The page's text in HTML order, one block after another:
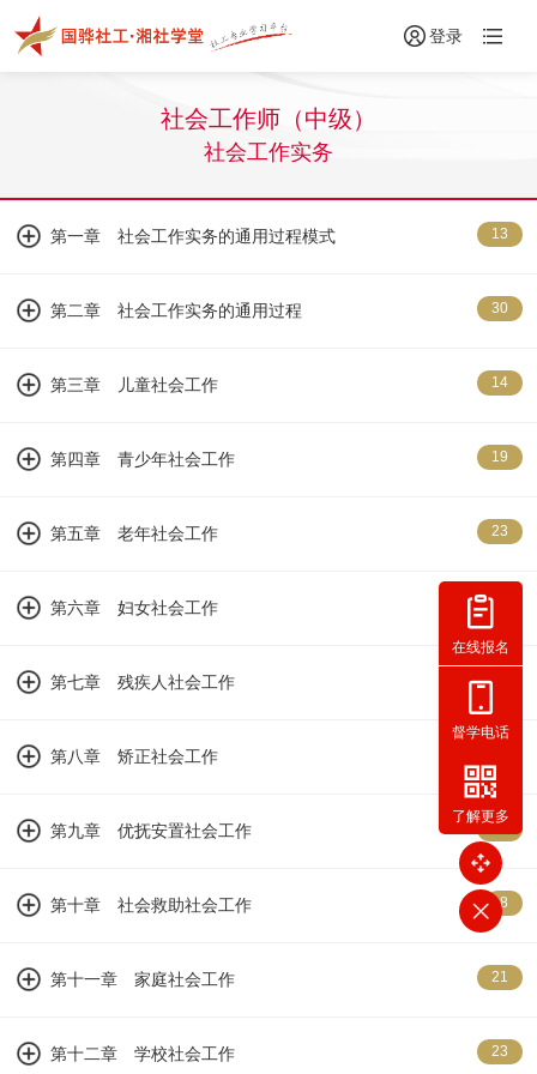
登录
社会工作师（中级）
社会工作实务
第一章 社会工作实务的通用过程模式 13
第二章 社会工作实务的通用过程 30
第三章 儿童社会工作 14
第四章 青少年社会工作 19
第五章 老年社会工作 23
第六章 妇女社会工作
第七章 残疾人社会工作 23
第八章 矫正社会工作
第九章 优抚安置社会工作 24
第十章 社会救助社会工作 8
第十一章 家庭社会工作 21
第十二章 学校社会工作 23
在线报名
督学电话
了解更多